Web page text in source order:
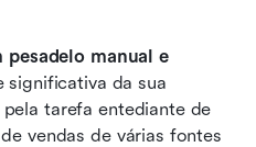
pesadelo manual e
significativa da sua
tarefa entediante de
vendas de várias fontes